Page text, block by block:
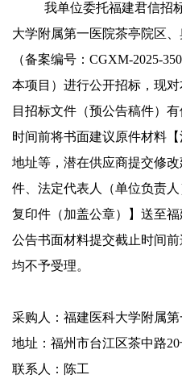
我单位委托福建君信招标
大学附属第一医院茶亭院区
（备案编号：CGXM-2025-
本项目）进行公开招标，现
目招标文件（预公告稿件）
时间前将书面建议原件材料
地址等，潜在供应商提交修
件、法定代表人（单位负责
复印件（加盖公章）】送至
公告书面材料提交截止时间
均不予受理。
采购人：福建医科大学附属第
地址：福州市台江区茶中路20
联系人：陈工